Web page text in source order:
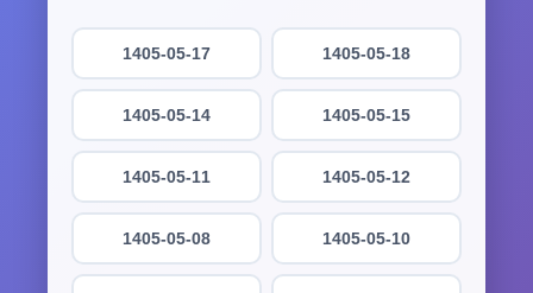
1405-05-18
1405-05-17
1405-05-15
1405-05-14
1405-05-12
1405-05-11
1405-05-10
1405-05-08